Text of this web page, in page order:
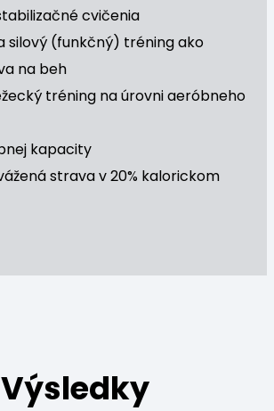
cvičenia
silový (funkčný) tréning ako
na beh
tréning na úrovni aeróbneho
kapacity
strava v 20% kalorickom
Výsledky